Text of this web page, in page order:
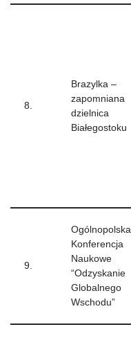
8.
Brazylka –
zapomniana
dzielnica
Białegostoku
9.
Ogólnopolska
Konferencja
Naukowe
“Odzyskanie
Globalnego
Wschodu”